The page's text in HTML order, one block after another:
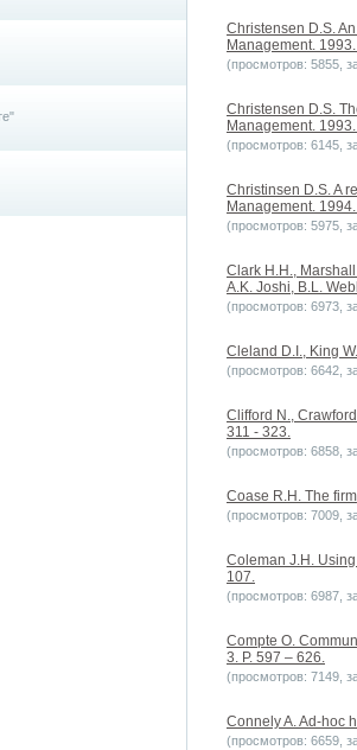
Christensen D.S.
Management.
(просмотров: 5855,
Christensen D.S.
Management.
(просмотров: 6145,
Christinsen D.S. A
Management.
(просмотров: 5975,
Clark H.H.,
A.K. Joshi, B.L.
(просмотров: 6973,
Cleland D.I., King
(просмотров: 6642,
Clifford N.,
311 - 323.
(просмотров: 6858,
Coase R.H. The
(просмотров: 7009,
Coleman J.H.
107.
(просмотров: 6987,
Compte O.
3. P. 597 – 626.
(просмотров: 7149,
Connely A. Ad-hoc
(просмотров: 6659,